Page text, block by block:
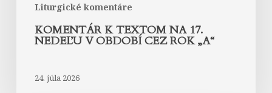
Liturgické komentáre
KOMENTÁR K TEXTOM NA 17.
NEDEĽU V OBDOBÍ CEZ ROK „A“
24. júla 2026